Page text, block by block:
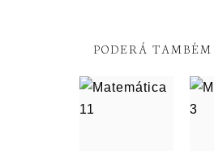
PODERÁ TAMBÉM